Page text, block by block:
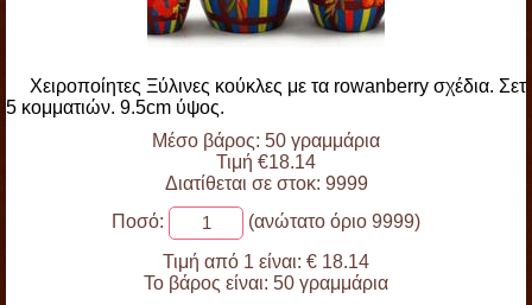
Χειροποίητες Ξύλινες κούκλες με τα rowanberry σχέδια. Σετ
5 κομματιών. 9.5cm ύψος.
Μέσο βάρος: 50 γραμμάρια
Τιμή €18.14
Διατίθεται σε στοκ: 9999
Ποσό:
(ανώτατο όριο 9999)
Τιμή από 1 είναι: € 18.14
Το βάρος είναι: 50 γραμμάρια